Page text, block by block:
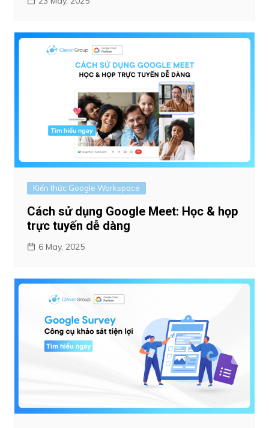
Kiến thức Google Workspace
Cách sử dụng Google Meet: Học & họp
trực tuyến dễ dàng
6 May, 2025